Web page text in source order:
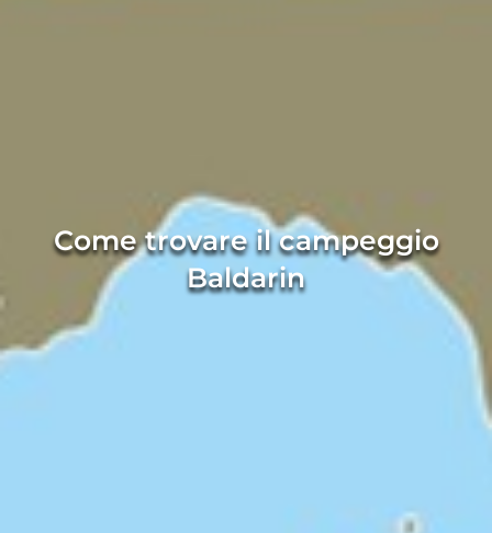
Come trovare il campeggio
Baldarin